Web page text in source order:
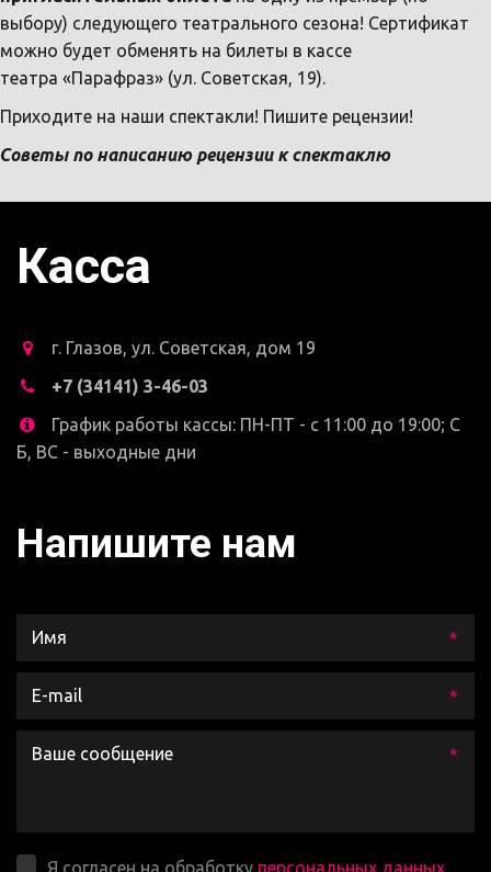
выбору) следующего театрального сезона! Сертификат
можно будет обменять на билеты в кассе
театра «Парафраз» (ул. Советская, 19).
Приходите на наши спектакли! Пишите рецензии!
Советы по написанию рецензии к спектаклю
Касса
г. Глазов, ул. Советская, дом 19
+7 (34141) 3-46-03
График работы кассы: ПН-ПТ - с 11:00 до 19:00; С
Б, ВС - выходные дни
Напишите нам
*
*
*
Я согласен на обработку персональных данных